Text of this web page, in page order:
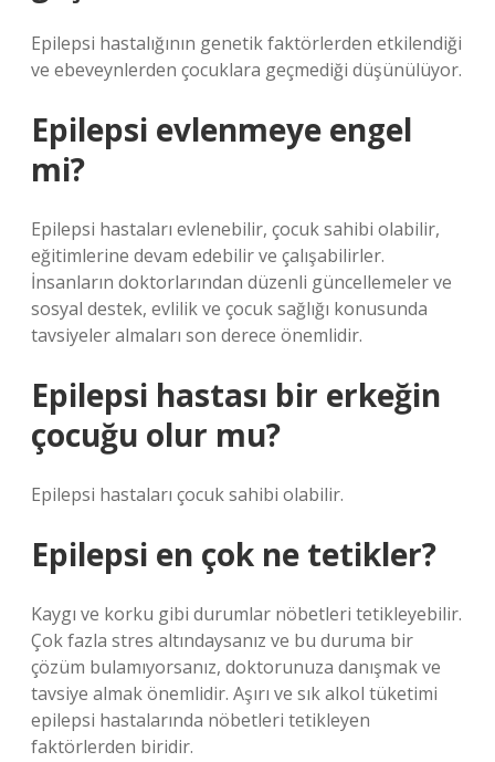
Epilepsi hastalığının genetik faktörlerden etkilendiği
ve ebeveynlerden çocuklara geçmediği düşünülüyor.
Epilepsi evlenmeye engel
mi?
Epilepsi hastaları evlenebilir, çocuk sahibi olabilir,
eğitimlerine devam edebilir ve çalışabilirler.
İnsanların doktorlarından düzenli güncellemeler ve
sosyal destek, evlilik ve çocuk sağlığı konusunda
tavsiyeler almaları son derece önemlidir.
Epilepsi hastası bir erkeğin
çocuğu olur mu?
Epilepsi hastaları çocuk sahibi olabilir.
Epilepsi en çok ne tetikler?
Kaygı ve korku gibi durumlar nöbetleri tetikleyebilir.
Çok fazla stres altındaysanız ve bu duruma bir
çözüm bulamıyorsanız, doktorunuza danışmak ve
tavsiye almak önemlidir. Aşırı ve sık alkol tüketimi
epilepsi hastalarında nöbetleri tetikleyen
faktörlerden biridir.